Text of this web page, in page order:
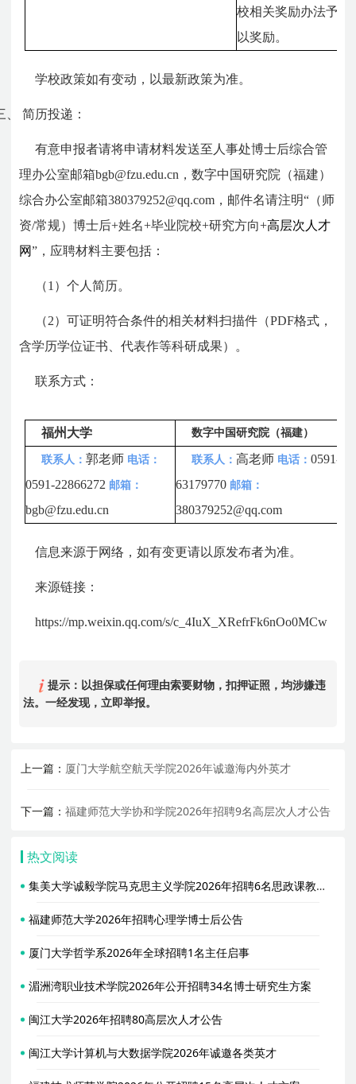
校相关奖励办法予
以奖励。
学校政策如有变动，以最新政策为准。
、简历投递：
有意申报者请将申请材料发送至人事处博士后综合管
理办公室邮箱bgb@fzu.edu.cn，数字中国研究院（福建）
综合办公室邮箱380379252@qq.com ，邮件名请注明“（师
资/常规）博士后+姓名+毕业院校+研究方向+高层次人才
网”，应聘材料主要包括：
（1）个人简历。
（2）可证明符合条件的相关材料扫描件（PDF格式，
含学历学位证书、代表作等科研成果）。
联系方式：
福州大学 数字中国研究院（福建）
联系人：郭老师 电话：
0591-22866272 邮箱：
bgb@fzu.edu.cn
联系人： 高老师 电话：0591-
63179770 邮箱：
380379252@qq.com
信息来源于网络，如有变更请以原发布者为准。
来源链接：
https://mp.weixin.qq.com/s/c_4IuX_XRefrFk6nOo0MCw
提示：以担保或任何理由索要财物，扣押证照，均涉嫌违
法。一经发现，立即举报。
上一篇： 厦门大学航空航天学院2026年诚邀海内外英才
下一篇：福建师范大学协和学院2026年招聘9名高层次人才公告
热文阅读
集美大学诚毅学院马克思主义学院2026年招聘6名思政课教师启事（二）
福建师范大学2026年招聘心理学博士后公告
厦门大学哲学系2026年全球招聘1名主任启事
湄洲湾职业技术学院2026年公开招聘34名博士研究生方案
闽江大学2026年招聘80高层次人才公告
闽江大学计算机与大数据学院2026年诚邀各类英才